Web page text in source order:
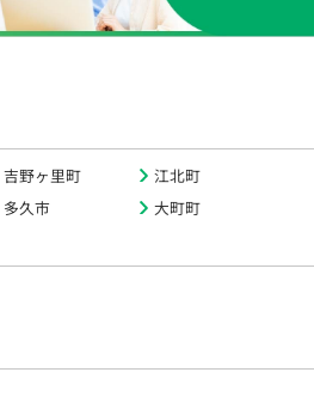
吉野ヶ里町
江北町
多久市
大町町